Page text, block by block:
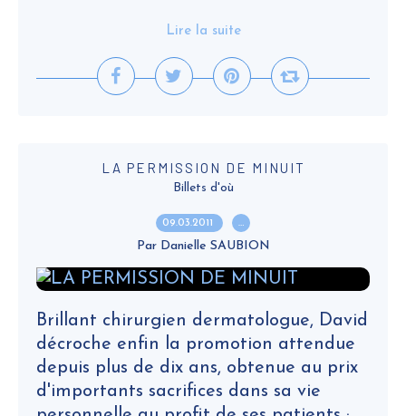
Lire la suite
LA PERMISSION DE MINUIT
Billets d'où
09.03.2011 …
Par Danielle SAUBION
Brillant chirurgien dermatologue, David
décroche enfin la promotion attendue
depuis plus de dix ans, obtenue au prix
d'importants sacrifices dans sa vie